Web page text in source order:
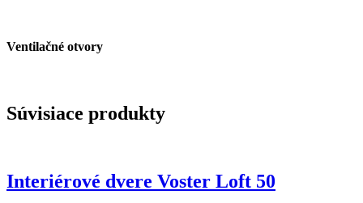
Ventilačné otvory
Súvisiace produkty
Interiérové dvere Voster Loft 50